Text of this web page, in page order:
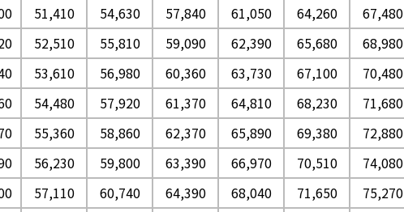
51,410 54,630 57,840 61,050 64,260 67,480
52,510 55,810 59,090 62,390 65,680 68,980
53,610 56,980 60,360 63,730 67,100 70,480
54,480 57,920 61,370 64,810 68,230 71,680
55,360 58,860 62,370 65,890 69,380 72,880
56,230 59,800 63,390 66,970 70,510 74,080
57,110 60,740 64,390 68,040 71,650 75,270